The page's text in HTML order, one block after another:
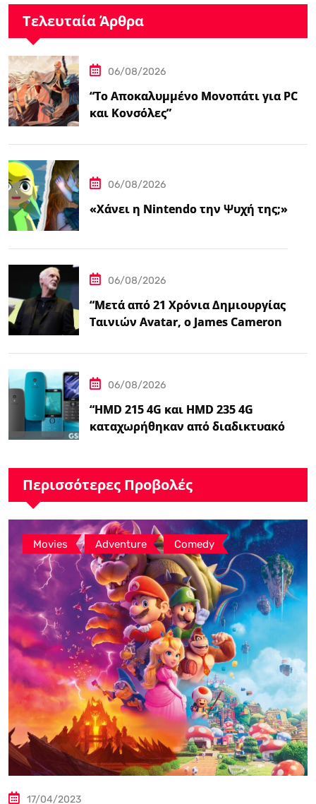
Τελευταία Άρθρα
06/08/2026
“Το Αποκαλυμμένο Μονοπάτι για PC
και Κονσόλες”
06/08/2026
«Χάνει η Nintendo την Ψυχή της;»
06/08/2026
“Μετά από 21 Χρόνια Δημιουργίας
Ταινιών Avatar, ο James Cameron
06/08/2026
“HMD 215 4G και HMD 235 4G
καταχωρήθηκαν από διαδικτυακό
Περισσότερες Προβολές
Movies , Adventure , Comedy
17/04/2023